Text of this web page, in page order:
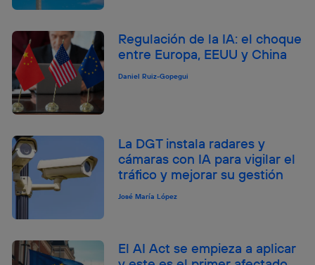
Regulación de la IA: el choque
entre Europa, EEUU y China
Daniel Ruiz-Gopegui
La DGT instala radares y
cámaras con IA para vigilar el
tráfico y mejorar su gestión
José María López
El AI Act se empieza a aplicar